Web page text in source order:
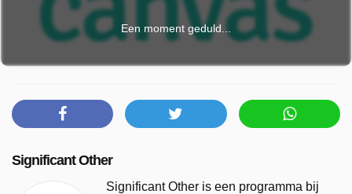
Een moment geduld...
Significant Other
Significant Other is een programma bij